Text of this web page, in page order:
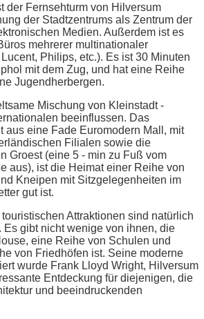
der Fernsehturm von Hilversum
der Stadtzentrums als Zentrum der
Medien. Außerdem ist es
mehrerer multinationaler
Philips, etc.). Es ist 30 Minuten
mit dem Zug, und hat eine Reihe
Jugendherbergen.
Mischung von Kleinstadt -
beeinflussen. Das
aus eine Fade Euromodern Mall, mit
Filialen sowie die
Groest (eine 5 - min zu Fuß vom
aus), ist die Heimat einer Reihe von
Kneipen mit Sitzgelegenheiten im
gut ist.
Attraktionen sind natürlich
Es gibt nicht wenige von ihnen, die
eine Reihe von Schulen und
von Friedhöfen ist. Seine moderne
wurde Frank Lloyd Wright, Hilversum
Entdeckung für diejenigen, die
und beeindruckenden